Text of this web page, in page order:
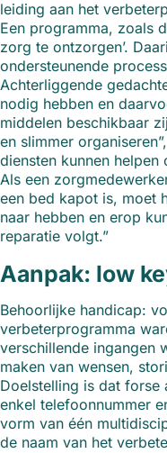
leiding aan het
Een programma, zoals
zorg te ontzorgen’.
ondersteunende
Achterliggende
nodig hebben en
middelen beschikbaar
en slimmer
diensten kunnen
Als een
een bed kapot is, moet
naar hebben en erop
reparatie volgt.”
Aanpak: low
Behoorlijke handicap:
verbeterprogramma
verschillende ingangen
maken van wensen,
Doelstelling is dat forse
enkel telefoonnummer
vorm van één
de naam van het